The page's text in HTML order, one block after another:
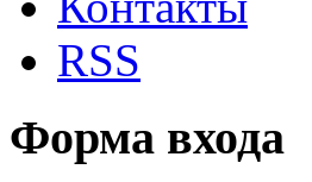
RSS
Форма входа